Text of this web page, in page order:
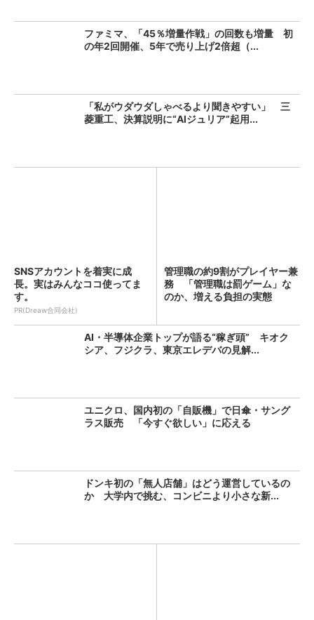
ファミマ、「45％増量作戦」の回数も増量 初
の年2回開催、5年で売り上げ2倍超（...
「私がウダウダしゃべるより聞きやすい」 三
菱重工、決算説明に“AIジュリア”起用...
SNSアカウントを着実に成
長。実はみんなココ使ってま
す。
PR(Dreaw合同会社)
管理職の約9割がプレイヤー兼
務 「管理職は罰ゲーム」な
のか、増える負担の実態
AI・半導体企業トップが語る“稼ぎ頭” キオク
シア、フジクラ、東京エレデバの見解...
ユニクロ、国内初の「自販機」で日傘・サング
ラス販売 「今すぐ欲しい」に応える
ドンキ初の「無人店舗」はどう運営しているの
か 大学内で挑む、コンビニより小さな新...